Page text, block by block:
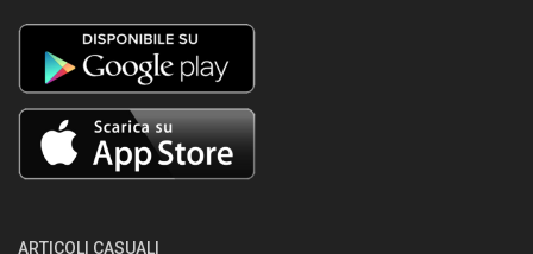
ARTICOLI CASUALI